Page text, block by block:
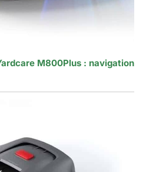
M800Plus : navigation